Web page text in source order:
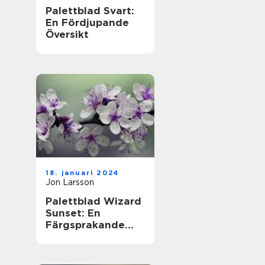
Palettblad Svart:
En Fördjupande
Översikt
18. januari 2024
Jon Larsson
Palettblad Wizard
Sunset: En
Färgsprakande